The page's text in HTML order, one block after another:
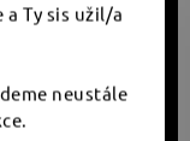
a Ty sis užil/a
neustále